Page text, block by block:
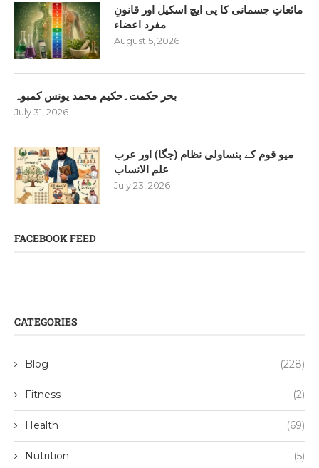
مائعاتِ جسمانی کا پی ایچ اسکیل اور قانونِ
مفرد اعضاء
August 5, 2026
بحر حکمت۔حکیم محمد یونس کمبوہ
July 31, 2026
میو قوم کے بنساولی نظام (جگا) اور عرب
علم الانساب
July 23, 2026
FACEBOOK FEED
CATEGORIES
Blog (228)
Fitness (2)
Health (69)
Nutrition (5)